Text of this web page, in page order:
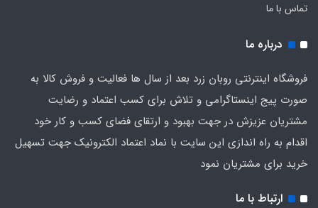
تماس با ما
درباره ما
فروشگاه اینترنتی روبان زرد بعد از سال ها فعالیت و فروش کالا به
صورت پیج اینستاگرامی و تلاش برای کسب اعتماد و رضایت
مشتریان عزیزش در جهت بهبود و ارتقای فضای کسب و کار خود
اقدام به راه اندازی این سایت با نماد اعتماد الکترونیک جهت تسهیل
خرید برای مشتریان نمود
ارتباط با ما